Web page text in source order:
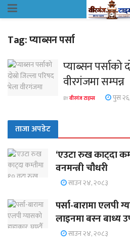
Tag:प्याब्सन पर्सा
प्याब्सन पर्साको
वीरगंजमा सम्पन्न
BYवीरगंज टाइम्स पुस
ताजा अपडेट
‘एउटा रुख काट्दा
वनमन्त्री चौधरी
साउन २४, २०८३
पर्सा-बारामा एलपी
लाइनमा बस्न बाध्य
साउन २४, २०८३